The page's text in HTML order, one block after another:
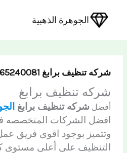
الجوهرة الذهبية
شركه تنظيف برابغ 0565240081
شركه تنظيف برابغ
أفضل شركه تنظيف برابغ
افضل الشركات المتخصصه
وتتميز بوجود اقوى فريق
التنظيف على أعلى مستوى